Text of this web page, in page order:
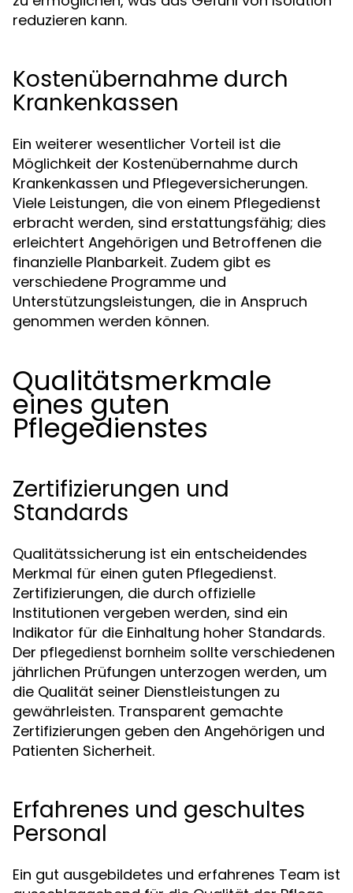
reduzieren kann.
Kostenübernahme durch
Krankenkassen
Ein weiterer wesentlicher Vorteil ist die
Möglichkeit der Kostenübernahme durch
Krankenkassen und Pflegeversicherungen.
Viele Leistungen, die von einem Pflegedienst
erbracht werden, sind erstattungsfähig; dies
erleichtert Angehörigen und Betroffenen die
finanzielle Planbarkeit. Zudem gibt es
verschiedene Programme und
Unterstützungsleistungen, die in Anspruch
genommen werden können.
Qualitätsmerkmale
eines guten
Pflegedienstes
Zertifizierungen und
Standards
Qualitätssicherung ist ein entscheidendes
Merkmal für einen guten Pflegedienst.
Zertifizierungen, die durch offizielle
Institutionen vergeben werden, sind ein
Indikator für die Einhaltung hoher Standards.
Der pflegedienst bornheim sollte verschiedenen
jährlichen Prüfungen unterzogen werden, um
die Qualität seiner Dienstleistungen zu
gewährleisten. Transparent gemachte
Zertifizierungen geben den Angehörigen und
Patienten Sicherheit.
Erfahrenes und geschultes
Personal
Ein gut ausgebildetes und erfahrenes Team ist